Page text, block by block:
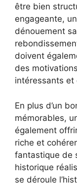
être bien
engageante,
dénouement
doivent
des
intéressants et
En plus d’un
mémorables,
également
riche et
fantastique de
historique
se déroule